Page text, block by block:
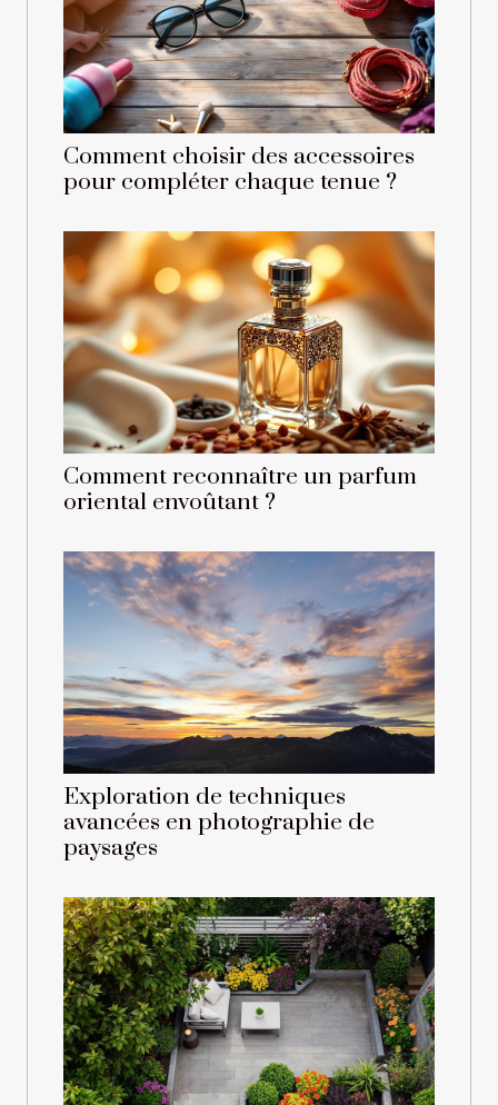
Comment choisir des accessoires
pour compléter chaque tenue ?
Comment reconnaître un parfum
oriental envoûtant ?
Exploration de techniques
avancées en photographie de
paysages